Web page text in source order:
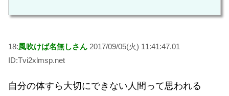
18:風吹けば名無しさん 2017/09/05(火) 11:41:47.01
ID:Tvi2xlmsp.net
自分の体すら大切にできない人間って思われる